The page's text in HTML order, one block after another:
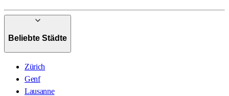
Beliebte Städte
Zürich
Genf
Lausanne